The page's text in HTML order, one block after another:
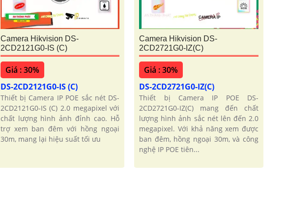
Camera Hikvision DS-
2CD2121G0-IS (C)
Giá : 30%
DS-2CD2121G0-IS (C)
Thiết bị Camera IP POE sắc nét DS-
2CD2121G0-IS (C) 2.0 megapixel với
chất lượng hình ảnh đỉnh cao. Hỗ
trợ xem ban đêm với hồng ngoại
30m, mang lại hiệu suất tối ưu
Camera Hikvision DS-
2CD2721G0-IZ(C)
Giá : 30%
DS-2CD2721G0-IZ(C)
Thiết bị Camera IP POE DS-
2CD2721G0-IZ(C) mang đến chất
lượng hình ảnh sắc nét lên đến 2.0
megapixel. Với khả năng xem được
ban đêm, hồng ngoại 30m, và công
nghệ IP POE tiên...